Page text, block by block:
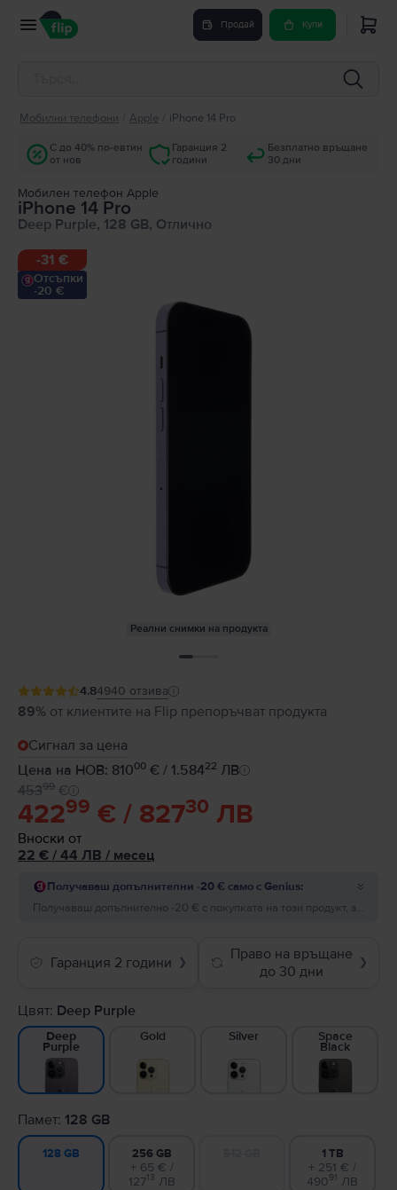
Продай Купи
Мобилни телефони Apple iPhone 14 Pro
С до 40% по-евтин
от нов
Гаранция 2
години
Безплатно връщане
30 дни
Мобилен телефон Apple
iPhone 14 Pro
Deep Purple, 128 GB, Отлично
-31 €
Отсъпки
-20 €
Реални снимки на продукта
4.84940 отзива
89% от клиентите на Flip препоръчват продукта
Сигнал за цена
Цена на НОВ: 81000 € / 1.58422 ЛВ
42299 € / 82730 ЛВ
45399 €
Вноски от
22 € / 44 ЛВ / месец
Получаваш допълнителни -20 € само с Genius:
Получаваш допълнително -20 € с покупката на този продукт, за поръчки на стойност минимум 200 €! Добави отстъпката преди да завършиш поръчката.
Гаранция 2 години ❯
Право на връщане
до 30 дни
❯
Цвят: Deep Purple
Deep
Purple
Gold Silver Space
Black
Памет: 128 GB
128 GB 256 GB
+ 65 € /
12713 ЛВ
1 TB
+ 251 € /
49091 ЛВ